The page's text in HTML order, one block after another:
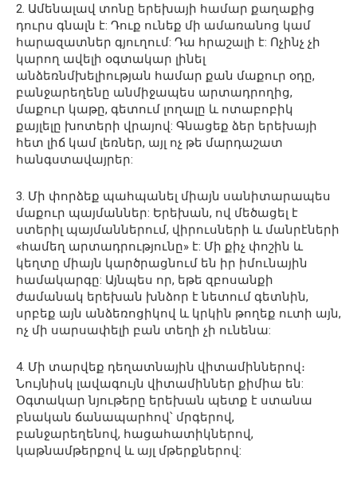
2. Ամենալավ տոնը երեխայի համար քաղաքից
դուրս գնալն է: Դուք ունեք մի ամառանոց կամ
հարազատներ գյուղում: Դա հրաշալի է: Ոչինչ չի
կարող ավելի օգտակար լինել
անձեռնմխելիության համար քան մաքուր օդը,
բանջարեղենը անմիջապես արտադրողից,
մաքուր կաթը, գետում լողալը և ոտաբոբիկ
քայլելը խոտերի վրայով: Գնացեք ձեր երեխայի
հետ լիճ կամ լեռներ, այլ ոչ թե մարդաշատ
հանգստավայրեր:
3. Մի փորձեք պահպանել միայն սանիտարապես
մաքուր պայմաններ: Երեխան, ով մեծացել է
ստերիլ պայմաններում, վիրուսների և մանրէների
«համեղ արտադրությունը» է: Մի քիչ փոշին և
կեղտը միայն կարծրացնում են իր իմունային
համակարգը: Այնպես որ, եթե զբոսանքի
ժամանակ երեխան խնձոր է նետում գետնին,
սրբեք այն անձեռոցիկով և կրկին թողեք ուտի այն,
ոչ մի սարսափելի բան տեղի չի ունենա:
4. Մի տարվեք դեղատնային վիտամիններով։
Նույնիսկ լավագույն վիտամիններ քիմիա են:
Օգտակար նյութերը երեխան պետք է ստանա
բնական ճանապարհով՝ մրգերով,
բանջարեղենով, հացահատիկներով,
կաթնամթերքով և այլ մթերքներով: